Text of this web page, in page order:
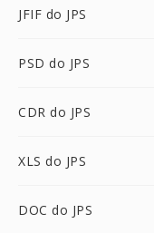
JFIF do JPS
PSD do JPS
CDR do JPS
XLS do JPS
DOC do JPS